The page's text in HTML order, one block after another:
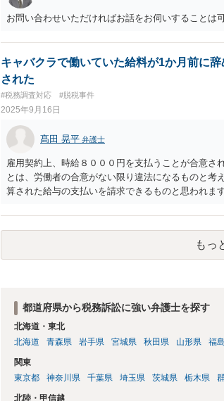
お問い合わせいただければお話をお伺いすることは
キャバクラで働いていた給料が1か月前に
された
#税務調査対応 #脱税事件
2025年9月16日
髙田 晃平 弁護士
雇用契約上、時給８０００円を支払うことが合意さ
とは、労働者の合意がない限り違法になるものと
算された給与の支払いを請求できるものと思われま
相談いただくのがよいと存じます。
もっ
都道府県から税務訴訟に強い弁護士を探す
北海道・東北
北海道
青森県 岩手県 宮城県 秋田県 山形県 福
関東
東京都
神奈川県 千葉県 埼玉県 茨城県 栃木県
北陸・甲信越